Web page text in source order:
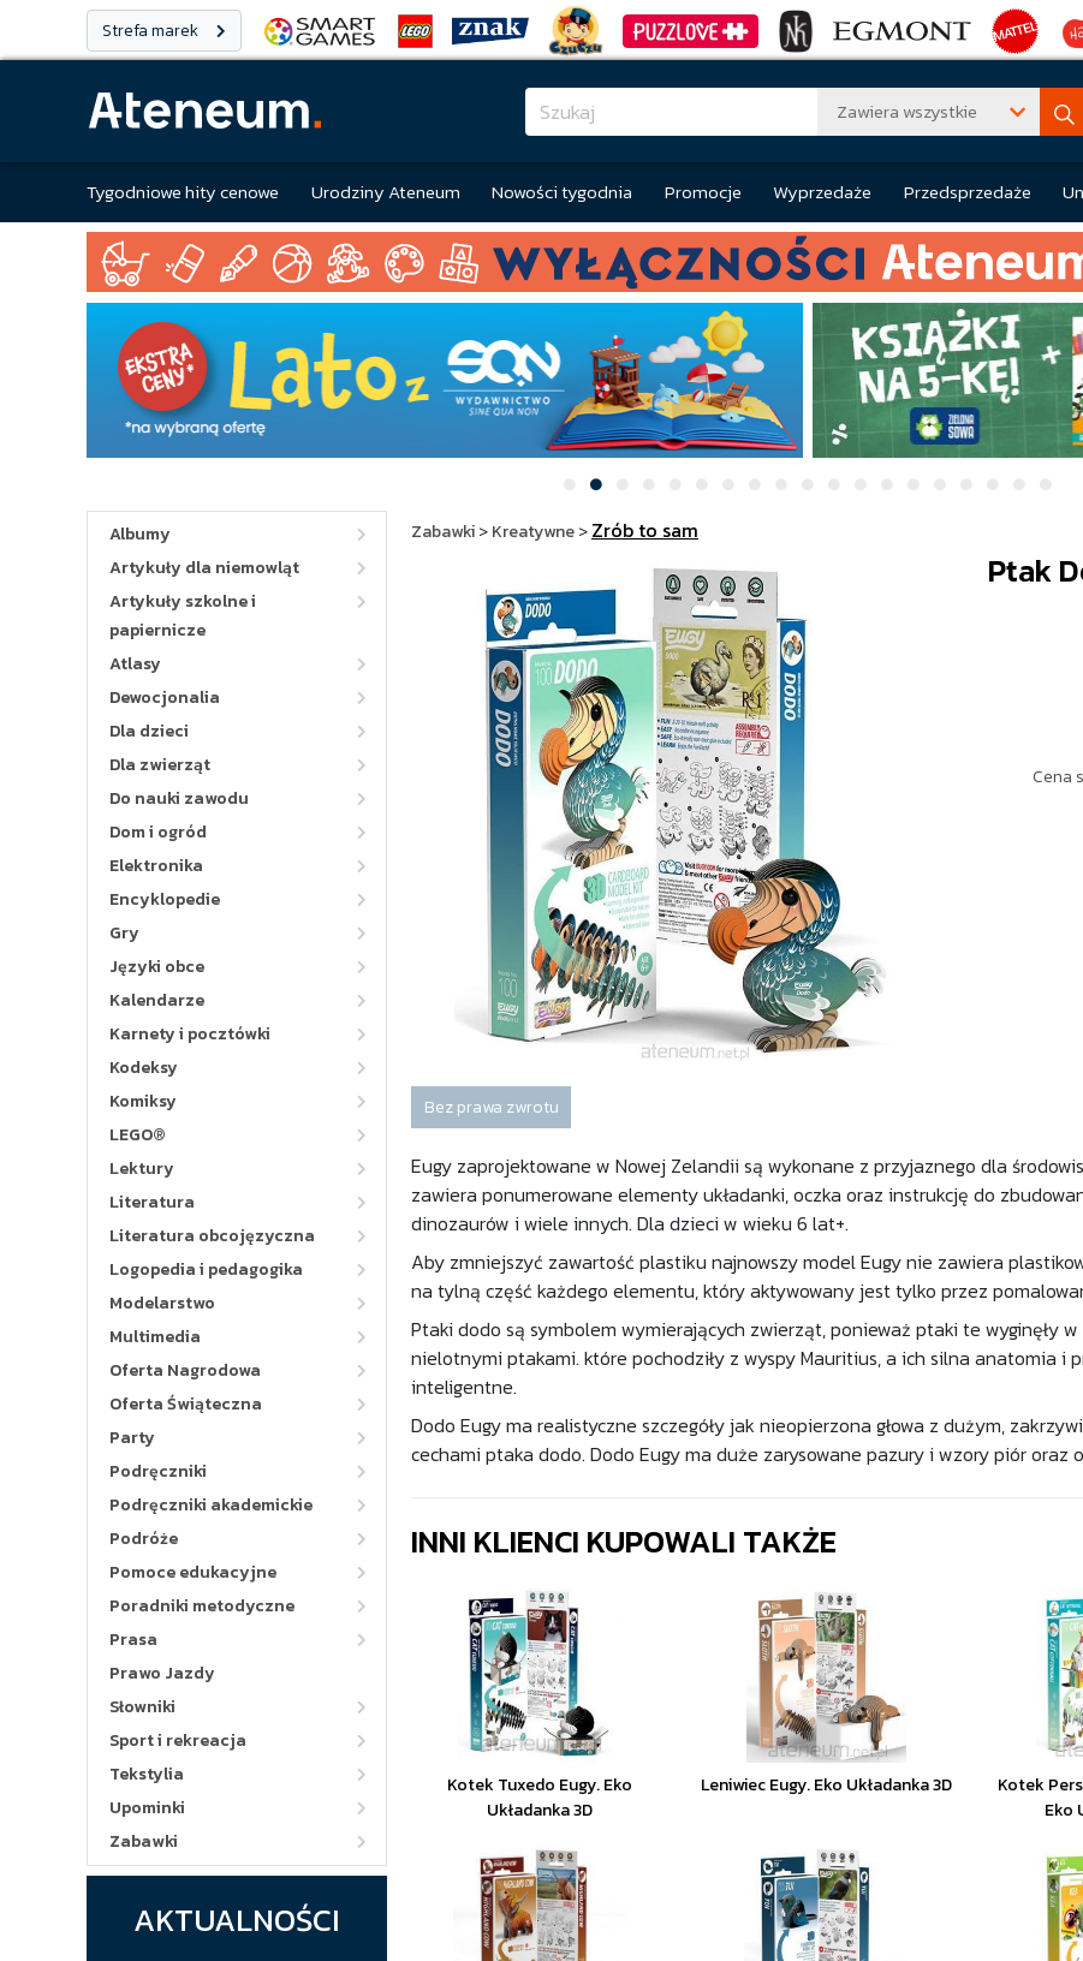
Strefa marek
Zawiera wszystkie
Tygodniowe hity cenowe Urodziny Ateneum Nowości tygodnia Promocje Wyprzedaże Przedsprzedaże
Albumy
Artykuły dla niemowląt
Artykuły szkolne i
papiernicze
Atlasy
Dewocjonalia
Dla dzieci
Dla zwierząt
Do nauki zawodu
Dom i ogród
Elektronika
Encyklopedie
Gry
Języki obce
Kalendarze
Karnety i pocztówki
Kodeksy
Komiksy
LEGO®
Lektury
Literatura
Literatura obcojęzyczna
Logopedia i pedagogika
Modelarstwo
Multimedia
Oferta Nagrodowa
Oferta Świąteczna
Party
Podręczniki
Podręczniki akademickie
Podróże
Pomoce edukacyjne
Poradniki metodyczne
Prasa
Prawo Jazdy
Słowniki
Sport i rekreacja
Tekstylia
Upominki
Zabawki
AKTUALNOŚCI
Zabawki>Kreatywne>Zrób to sam
Ptak
Cena
Bez prawa zwrotu
Eugy zaprojektowane w Nowej Zelandii są wykonane z przyjaznego dla
zawiera ponumerowane elementy układanki, oczka oraz instrukcję do
dinozaurów i wiele innych. Dla dzieci w wieku 6 lat+.
Aby zmniejszyć zawartość plastiku najnowszy model Eugy nie zawiera
na tylną część każdego elementu, który aktywowany jest tylko przez
Ptaki dodo są symbolem wymierających zwierząt, ponieważ ptaki te wyginęły
nielotnymi ptakami. które pochodziły z wyspy Mauritius, a ich silna anatomia i
inteligentne.
Dodo Eugy ma realistyczne szczegóły jak nieopierzona głowa z dużym,
cechami ptaka dodo. Dodo Eugy ma duże zarysowane pazury i wzory piór oraz
INNI KLIENCI KUPOWALI TAKŻE
Kotek Tuxedo Eugy. Eko
Układanka 3D
Leniwiec Eugy. Eko Układanka 3D
Kotek
Eko